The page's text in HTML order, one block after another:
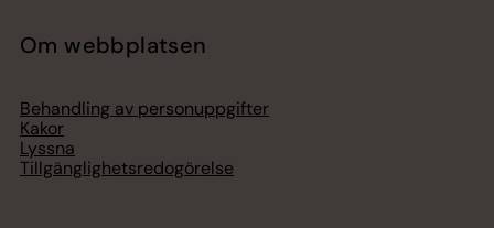
Om webbplatsen
Behandling av personuppgifter
Kakor
Lyssna
Tillgänglighetsredogörelse